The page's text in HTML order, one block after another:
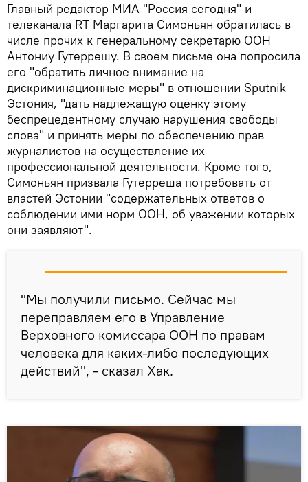
Главный редактор МИА "Россия сегодня" и
телеканала RT Маргарита Симоньян обратилась в
числе прочих к генеральному секретарю ООН
Антониу Гутеррешу. В своем письме она попросила
его "обратить личное внимание на
дискриминационные меры" в отношении Sputnik
Эстония, "дать надлежащую оценку этому
беспрецедентному случаю нарушения свободы
слова" и принять меры по обеспечению прав
журналистов на осуществление их
профессиональной деятельности. Кроме того,
Симоньян призвала Гутерреша потребовать от
властей Эстонии "содержательных ответов о
соблюдении ими норм ООН, об уважении которых
они заявляют".
"Мы получили письмо. Сейчас мы
переправляем его в Управление
Верховного комиссара ООН по правам
человека для каких-либо последующих
действий", - сказал Хак.